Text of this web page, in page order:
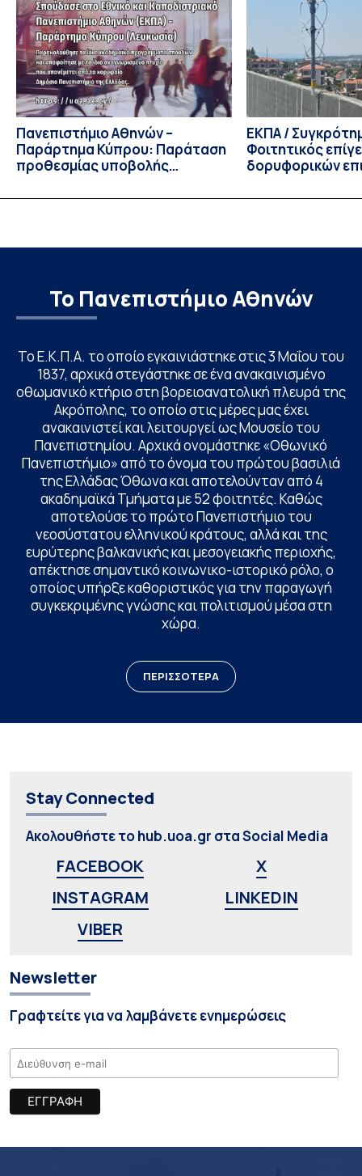
του 2026, ο Κοσμήτορας της Σχολής Οικονομικών και
Πολιτικών Επιστημών, Καθηγητής Νικόλαος Ηρειώτης, και ο
Πρόεδρος του Τμήματος […]
Πανεπιστήμιο Αθηνών –
Παράρτημα Κύπρου: Παράταση
προθεσμίας υποβολής
υποψηφίων
ΕΚΠΑ /
Φοιτητικός
δορυφορικών
Το Πανεπιστήμιο Αθηνών
Το Ε.Κ.Π.Α. το οποίο εγκαινιάστηκε στις 3 Μαΐου του
1837, αρχικά στεγάστηκε σε ένα ανακαινισμένο
οθωμανικό κτήριο στη βορειοανατολική πλευρά της
Ακρόπολης, το οποίο στις μέρες μας έχει
ανακαινιστεί και λειτουργεί ως Μουσείο του
Πανεπιστημίου. Αρχικά ονομάστηκε «Οθωνικό
Πανεπιστήμιο» από το όνομα του πρώτου βασιλιά
της Ελλάδας Όθωνα και αποτελούνταν από 4
ακαδημαϊκά Τμήματα με 52 φοιτητές. Καθώς
αποτελούσε το πρώτο Πανεπιστήμιο του
νεοσύστατου ελληνικού κράτους, αλλά και της
ευρύτερης βαλκανικής και μεσογειακής περιοχής,
απέκτησε σημαντικό κοινωνικο-ιστορικό ρόλο, ο
οποίος υπήρξε καθοριστικός για την παραγωγή
συγκεκριμένης γνώσης και πολιτισμού μέσα στη
χώρα.
ΠΕΡΙΣΣΟΤΕΡΑ
Stay Connected
Ακολουθήστε το hub.uoa.gr στα Social Media
FACEBOOK
X
INSTAGRAM
LINKEDIN
VIBER
Newsletter
Γραφτείτε για να λαμβάνετε ενημερώσεις